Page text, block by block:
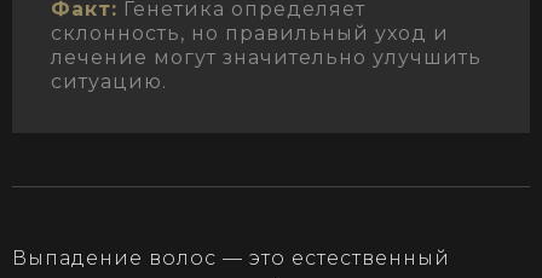
Факт: Генетика определяет
склонность, но правильный уход и
лечение могут значительно улучшить
ситуацию.
Выпадение волос — это естественный